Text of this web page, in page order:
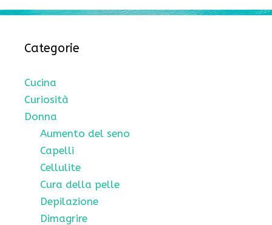
Categorie
Cucina
Curiosità
Donna
Aumento del seno
Capelli
Cellulite
Cura della pelle
Depilazione
Dimagrire